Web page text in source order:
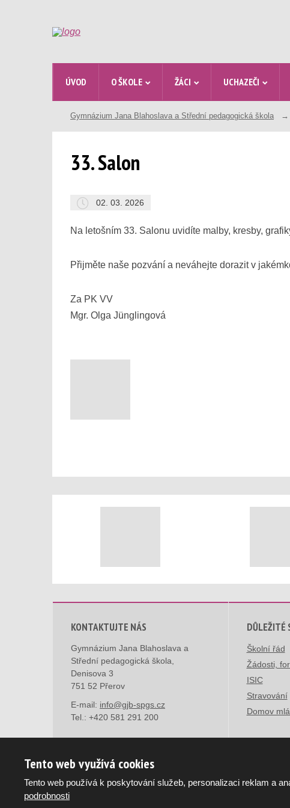
ÚVOD O ŠKOLE ŽÁCI UCHAZEČI
Gymnázium Jana Blahoslava a Střední pedagogická škola
33. Salon
02. 03. 2026
Na letošním 33. Salonu uvidíte malby, kresby,
Přijměte naše pozvání a neváhejte dorazit v
Za PK VV
Mgr. Olga Jünglingová
KONTAKTUJTE NÁS
Gymnázium Jana Blahoslava a
Střední pedagogická škola,
Denisova 3
751 52 Přerov
E-mail: info@gjb-spgs.cz
Tel.: +420 581 291 200
DŮLEŽITÉ
Školní řád
Žádosti,
ISIC
Stravování
Domov
© 2026, Gymnázium Jana Blahoslava a Střední pedagogická
Tento web využívá cookies
Tento web používá k poskytování služeb, personalizaci reklam a
podrobnosti